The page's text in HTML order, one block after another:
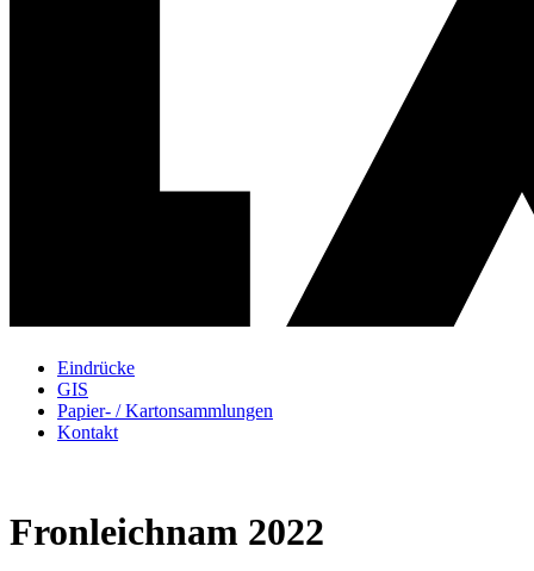
Eindrücke
GIS
Papier- / Kartonsammlungen
Kontakt
Fronleichnam 2022